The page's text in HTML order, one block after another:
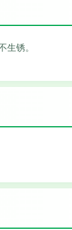
锈。